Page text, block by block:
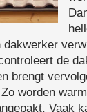
dakwerker
de
brengt
worden
Vaak